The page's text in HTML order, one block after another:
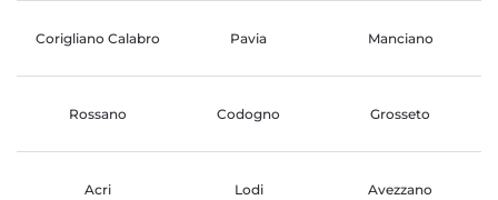
Corigliano Calabro Pavia Manciano
Rossano Codogno Grosseto
Acri Lodi Avezzano